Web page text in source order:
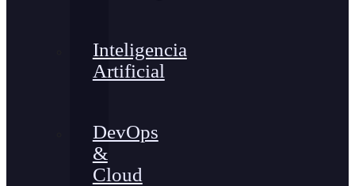
Inteligencia
Artificial
DevOps
&
Cloud